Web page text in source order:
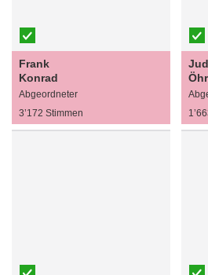
Frank
Konrad
Abgeordneter
3’172 Stimmen